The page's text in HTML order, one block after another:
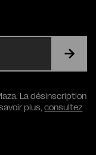
La désinscription
plus,consultez